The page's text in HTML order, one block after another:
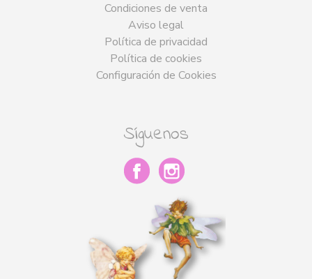
Condiciones de venta
Aviso legal
Política de privacidad
Política de cookies
Configuración de Cookies
Síguenos